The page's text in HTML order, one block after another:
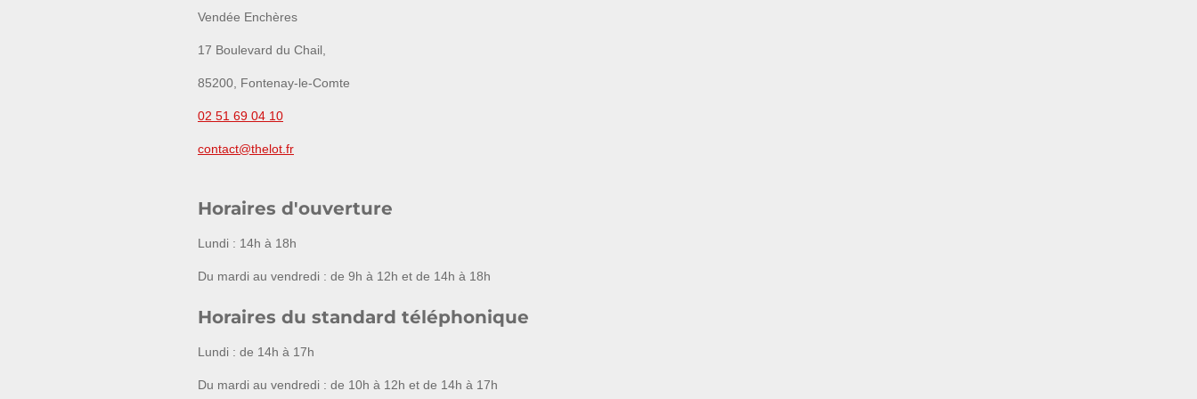
Vendée Enchères
17 Boulevard du Chail,
85200, Fontenay-le-Comte
02 51 69 04 10
contact@thelot.fr
Horaires d'ouverture
Lundi : 14h à 18h
Du mardi au vendredi : de 9h à 12h et de 14h à 18h
Horaires du standard téléphonique
Lundi : de 14h à 17h
Du mardi au vendredi : de 10h à 12h et de 14h à 17h